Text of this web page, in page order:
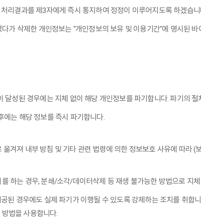
리결과를 제3자에게 즉시 통지하여 정정이 이루어지도록 하겠습니
가 삭제한 개인정보는 "개인정보의 보유 및 이용기간"에 명시된
성된 경우에는 지체 없이 해당 개인정보를 파기합니다. 파기의 절
에는 해당 정보를 즉시 파기합니다.
겨져 내부 방침 및 기타 관련 법령에 의한 정보보호 사유에 따라
하는 경우, 분쇄/소각/데이터삭제 등 재생 불가능한 방법으로 지
된 경우에도 실제 파기가 이행될 수 있도록 강제하는 조치를 취합
법을 사용합니다.